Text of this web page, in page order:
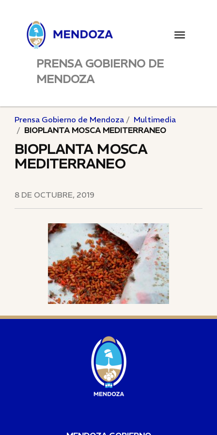
Toggle
PRENSA GOBIERNO DE
MENDOZA
Prensa Gobierno de Mendoza
Multimedia
BIOPLANTA MOSCA MEDITERRANEO
BIOPLANTA MOSCA
MEDITERRANEO
8 DE OCTUBRE, 2019